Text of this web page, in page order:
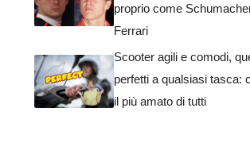
proprio come
Ferrari
Scooter agili e comodi,
perfetti a qualsiasi tasca:
il più amato di tutti